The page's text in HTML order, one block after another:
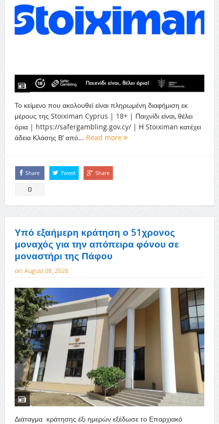
Το κείμενο που ακολουθεί είναι πληρωμένη διαφήμιση εκ
μέρους της Stoiximan Cyprus | 18+ | Παιχνίδι είναι, θέλει
όρια | https://safergambling.gov.cy/ | Η Stoiximan κατέχει
άδεια Κλάσης Β’ από... Read more
Share
0
Tweet Share
Υπό εξαήμερη κράτηση ο 51χρονος
μοναχός για την απόπειρα φόνου σε
μοναστήρι της Πάφου
on:August 08, 2026
Διάταγμα κράτησης έξι ημερών εξέδωσε το Επαρχιακό